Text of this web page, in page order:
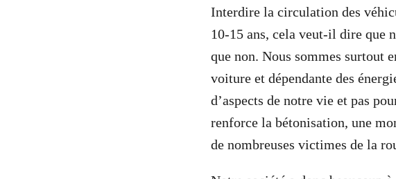
Interdire la circulation des
10-15 ans, cela veut-il dire que
que non. Nous sommes surtout
voiture et dépendante des
d’aspects de notre vie et pas
renforce la bétonisation, une
de nombreuses victimes de la